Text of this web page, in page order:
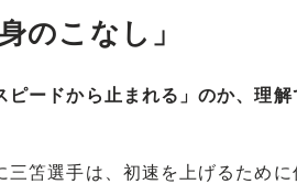
のこなし」
ードから止まれる」のか、理解
笘選手は、初速を上げるために